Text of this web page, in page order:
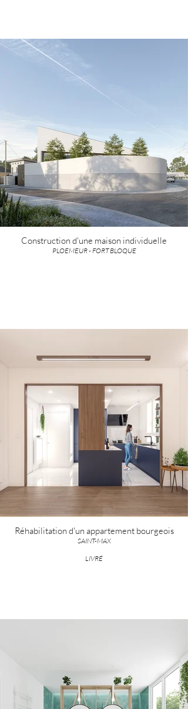
Construction d'une maison individuelle
PLOEMEUR - FORT BLOQUE
Réhabilitation d'un appartement bourgeois
SAINT-MAX
LIVRÉ